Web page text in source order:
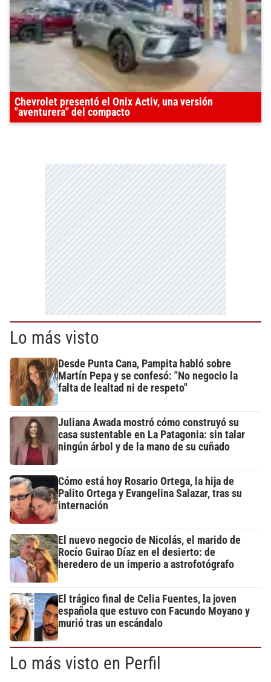
Chevrolet presentó el Onix Activ, una versión
"aventurera" del compacto
Lo más visto
Desde Punta Cana, Pampita habló sobre
Martín Pepa y se confesó: "No negocio la
falta de lealtad ni de respeto"
Juliana Awada mostró cómo construyó su
casa sustentable en La Patagonia: sin talar
ningún árbol y de la mano de su cuñado
Cómo está hoy Rosario Ortega, la hija de
Palito Ortega y Evangelina Salazar, tras su
internación
El nuevo negocio de Nicolás, el marido de
Rocío Guirao Díaz en el desierto: de
heredero de un imperio a astrofotógrafo
El trágico final de Celia Fuentes, la joven
española que estuvo con Facundo Moyano y
murió tras un escándalo
Lo más visto en Perfil